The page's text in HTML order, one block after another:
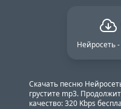
Скачать песню
грустите mp3.
качество: 320 Kbps